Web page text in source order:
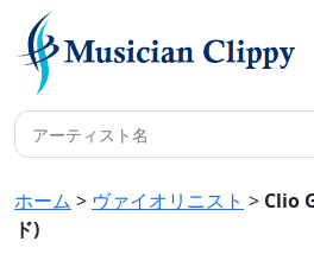
ホーム > ヴァイオリニスト > Clio
ド)